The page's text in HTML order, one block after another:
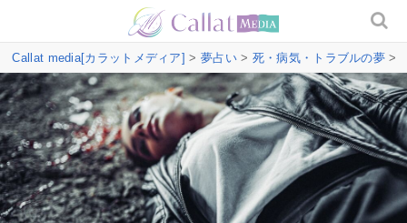
Callat media[カラットメディア] > 夢占い> 死・病気・トラブルの夢 >